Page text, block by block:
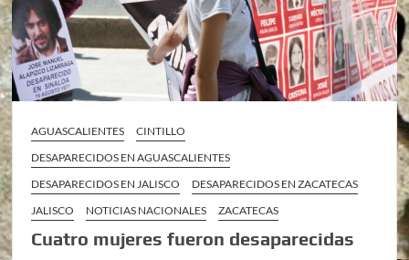
AGUASCALIENTES
CINTILLO
DESAPARECIDOS EN AGUASCALIENTES
DESAPARECIDOS EN JALISCO
DESAPARECIDOS EN ZACATECAS
JALISCO
NOTICIAS NACIONALES ZACATECAS
Cuatro mujeres fueron desaparecidas